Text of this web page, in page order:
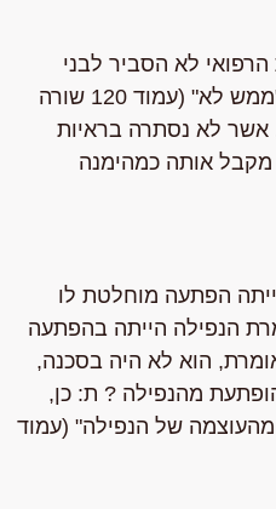
לא הסביר לבני
לא"
(עמוד 120 שורה
אשר לא נסתרה בראיות
מקבל אותה כמהימנה
הפתעה מוחלטתלו
הנפילה הייתה בהפתעה
הוא לא היה בסכנה,
מהנפילה ? ת: כן,
של הנפילה" (עמוד